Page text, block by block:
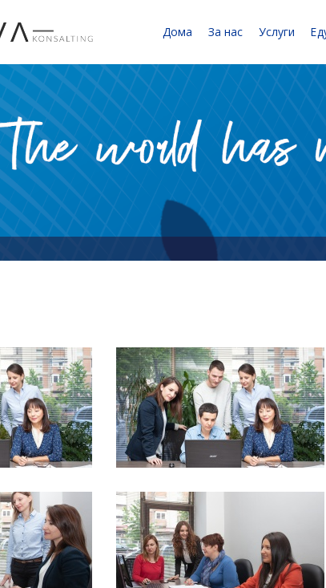
Дома За нас Услуги